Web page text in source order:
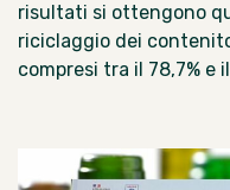
risultati si ottengono
riciclaggio dei
compresi tra il 78,7% e